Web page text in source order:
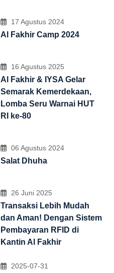
17 Agustus 2024
Al Fakhir Camp 2024
16 Agustus 2025
Al Fakhir & IYSA Gelar
Semarak Kemerdekaan,
Lomba Seru Warnai HUT
RI ke-80
06 Agustus 2024
Salat Dhuha
26 Juni 2025
Transaksi Lebih Mudah
dan Aman! Dengan Sistem
Pembayaran RFID di
Kantin Al Fakhir
2025-07-31